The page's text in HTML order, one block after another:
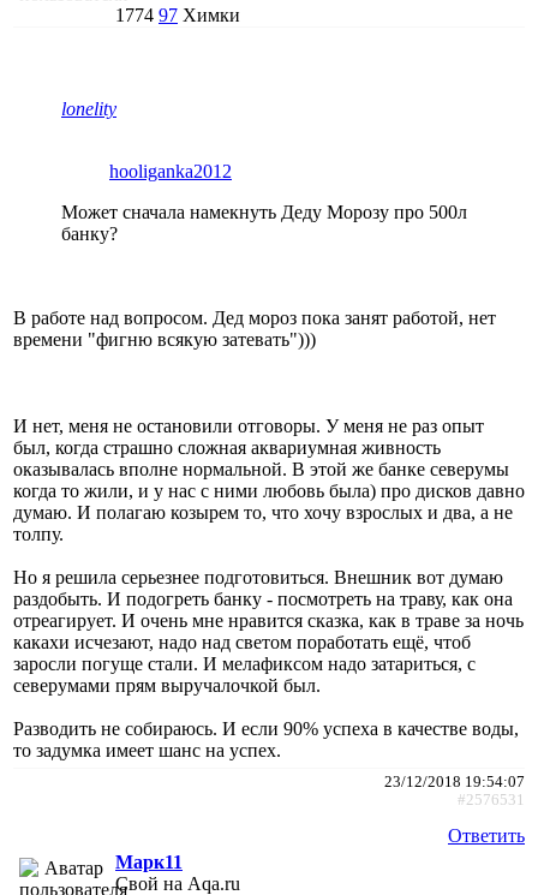
1774 97 Химки
lonelity
hooliganka2012
Может сначала намекнуть Деду Морозу про 500л
банку?
В работе над вопросом. Дед мороз пока занят работой, нет
времени "фигню всякую затевать")))
И нет, меня не остановили отговоры. У меня не раз опыт
был, когда страшно сложная аквариумная живность
оказывалась вполне нормальной. В этой же банке северумы
когда то жили, и у нас с ними любовь была) про дисков давно
думаю. И полагаю козырем то, что хочу взрослых и два, а не
толпу.
Но я решила серьезнее подготовиться. Внешник вот думаю
раздобыть. И подогреть банку - посмотреть на траву, как она
отреагирует. И очень мне нравится сказка, как в траве за ночь
какахи исчезают, надо над светом поработать ещё, чтоб
заросли погуще стали. И мелафиксом надо затариться, с
северумами прям выручалочкой был.
Разводить не собираюсь. И если 90% успеха в качестве воды,
то задумка имеет шанс на успех.
23/12/2018 19:54:07
#2576531
Ответить
Марк11
Свой на Aqa.ru